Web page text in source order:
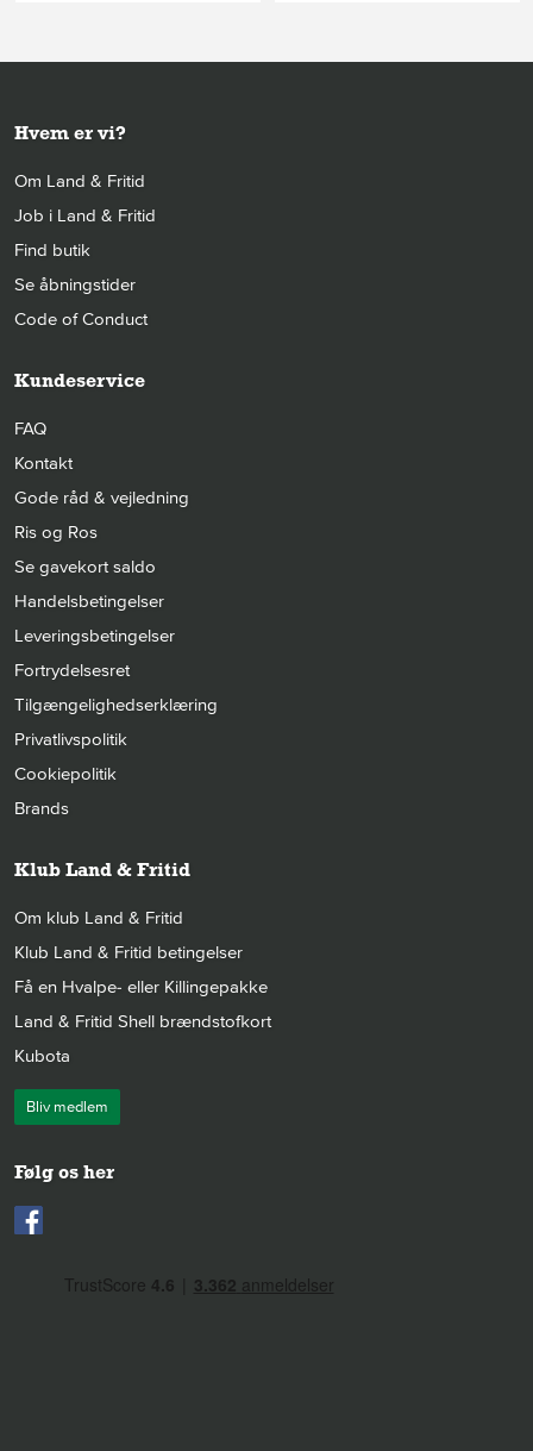
Hvem er vi?
Om Land & Fritid
Job i Land & Fritid
Find butik
Se åbningstider
Code of Conduct
Kundeservice
FAQ
Kontakt
Gode råd & vejledning
Ris og Ros
Se gavekort saldo
Handelsbetingelser
Leveringsbetingelser
Fortrydelsesret
Tilgængelighedserklæring
Privatlivspolitik
Cookiepolitik
Brands
Klub Land & Fritid
Om klub Land & Fritid
Klub Land & Fritid betingelser
Få en Hvalpe- eller Killingepakke
Land & Fritid Shell brændstofkort
Kubota
Bliv medlem
Følg os her